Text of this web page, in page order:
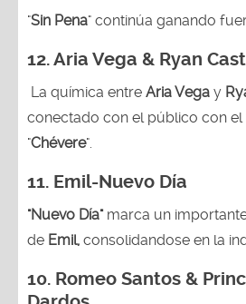
"Sin Pena" continúa ganando
12. Aria Vega & Ryan
La química entre Aria Vega y
conectado con el público con el
"Chévere".
11. Emil-Nuevo Día
"Nuevo Día"marca un
de Emil, consolidandose en la
10. Romeo Santos &